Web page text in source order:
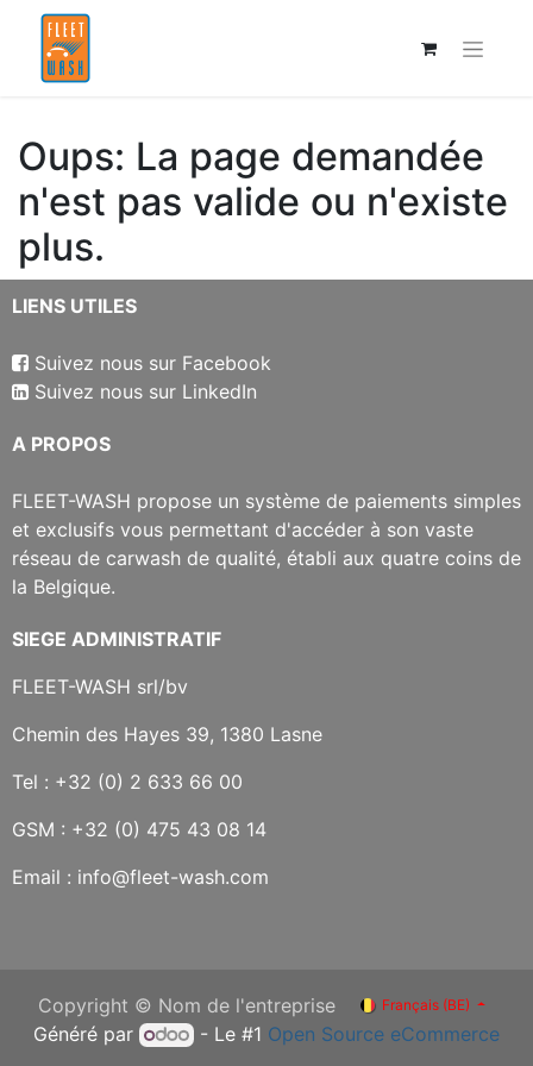
Oups: La page demandée
n'est pas valide ou n'existe
plus.
​LIENS UTILES
Suivez nous sur Facebook
Suivez nous sur LinkedIn
​A PROPOS
​FLEET-WASH propose un système de paiements simples
et exclusifs vous permettant d'accéder à son vaste
réseau de carwash de qualité, établi aux quatre coins de
la Belgique.
SIEGE ADMINISTRATIF
FLEET-WASH srl/bv
Chemin des Hayes 39, 1380 Lasne
Tel : +32 (0) 2 633 66 00
GSM : +32 (0) 475 43 08 14
Email : info@fleet-wash.com
Copyright © Nom de l'entreprise Français (BE)
Généré par - Le #1 Open Source eCommerce